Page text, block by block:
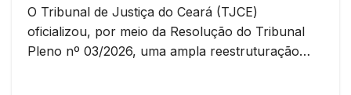
O Tribunal de Justiça do Ceará (TJCE)
oficializou, por meio da Resolução do Tribunal
Pleno nº 03/2026, uma ampla reestruturação…